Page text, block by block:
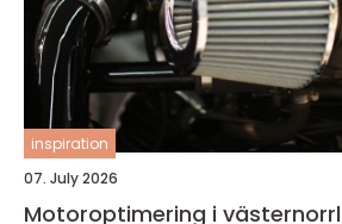
inspiration
07. July 2026
Motoroptimering i västernorrland mer